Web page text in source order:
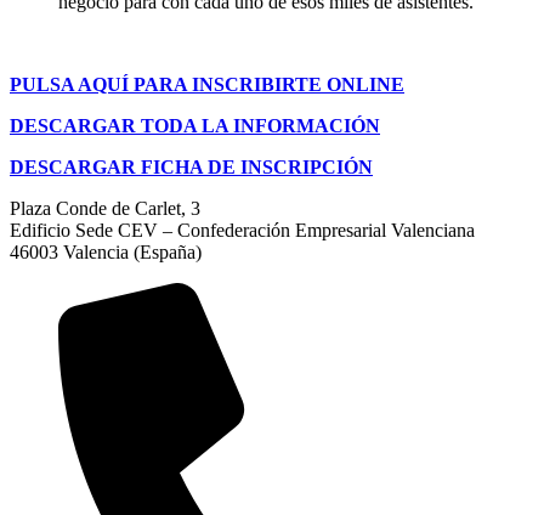
PULSA AQUÍ PARA INSCRIBIRTE ONLINE
DESCARGAR TODA LA INFORMACIÓN
DESCARGAR FICHA DE INSCRIPCIÓN
Plaza Conde de Carlet, 3
Edificio Sede CEV – Confederación Empresarial Valenciana
46003 Valencia (España)